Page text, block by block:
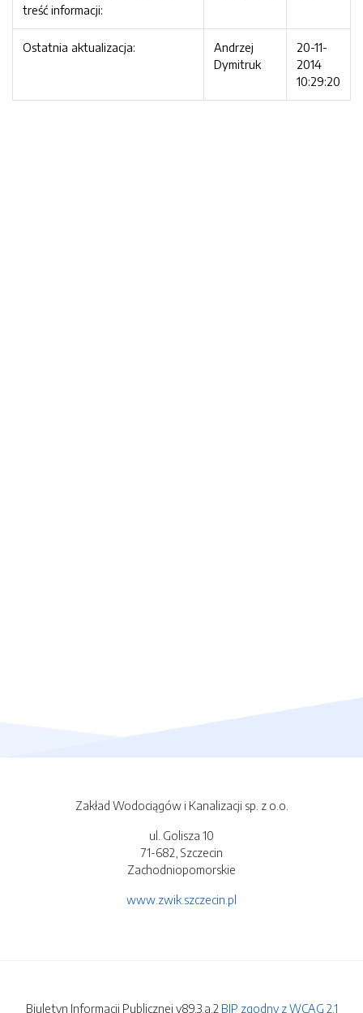
treść informacji:
Ostatnia aktualizacja:
Andrzej
Dymitruk
20-11-
2014
10:29:20
Zakład Wodociągów i Kanalizacji sp. z o.o.
ul. Golisza 10
71-682, Szczecin
Zachodniopomorskie
www.zwik.szczecin.pl
Biuletyn Informacji Publicznej v89.3.a.2 BIP zgodny z WCAG 2.1